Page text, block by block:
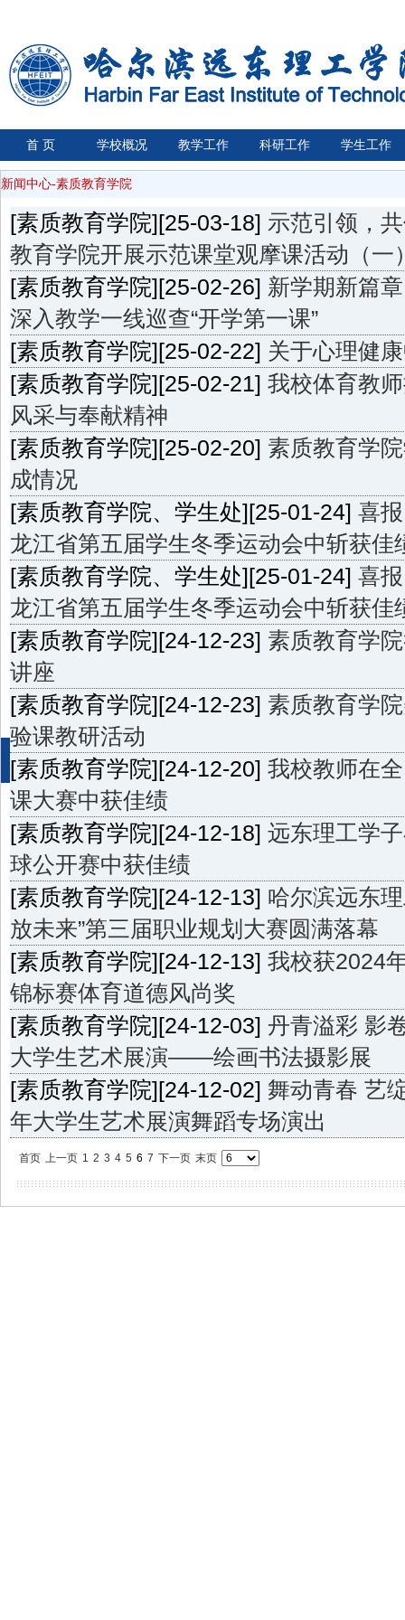
首 页 学校概况 教学工作 科研工作 学生工作
新闻中心-素质教育学院
[素质教育学院][25-03-18] 示范引领，
教育学院开展示范课堂观摩课活动（一
[素质教育学院][25-02-26] 新学期新篇
深入教学一线巡查“开学第一课”
[素质教育学院][25-02-22] 关于心理健
[素质教育学院][25-02-21] 我校体育教
风采与奉献精神
[素质教育学院][25-02-20] 素质教育学
成情况
[素质教育学院、学生处][25-01-24] 喜
龙江省第五届学生冬季运动会中斩获佳
[素质教育学院、学生处][25-01-24] 喜
龙江省第五届学生冬季运动会中斩获佳
[素质教育学院][24-12-23] 素质教育学
讲座
[素质教育学院][24-12-23] 素质教育学
验课教研活动
[素质教育学院][24-12-20] 我校教师在
课大赛中获佳绩
[素质教育学院][24-12-18] 远东理工学
球公开赛中获佳绩
[素质教育学院][24-12-13] 哈尔滨远东
放未来”第三届职业规划大赛圆满落幕
[素质教育学院][24-12-13] 我校获2024
锦标赛体育道德风尚奖
[素质教育学院][24-12-03] 丹青溢彩 影
大学生艺术展演——绘画书法摄影展
[素质教育学院][24-12-02] 舞动青春 艺
年大学生艺术展演舞蹈专场演出
首页 上一页 1 2 3 4 5 6 7 下一页 末页